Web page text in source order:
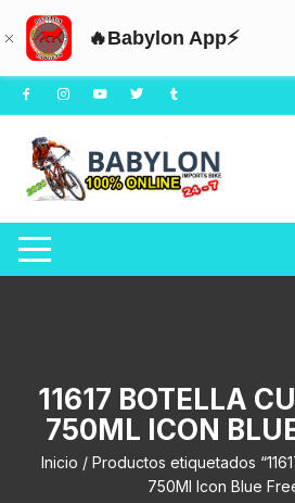
🔥Babylon App⚡
Saltar
al
contenido
11617 BOTELLA
750ML ICON
Inicio / Productos etiquetados
750Ml Icon Blue